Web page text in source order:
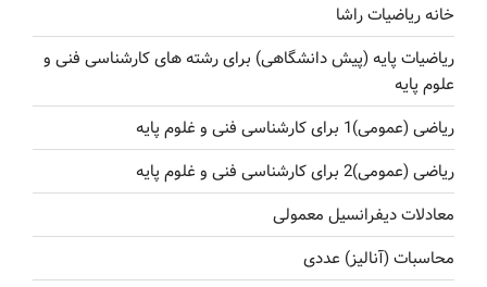
خانه ریاضیات راشا
ریاضیات پایه (پیش دانشگاهی) برای رشته های کارشناسی فنی و
علوم پایه
ریاضی (عمومی)1 برای کارشناسی فنی و غلوم پایه
ریاضی (عمومی)2 برای کارشناسی فنی و غلوم پایه
معادلات دیفرانسیل معمولی
محاسبات (آنالیز) عددی